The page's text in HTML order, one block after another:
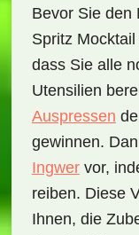
Bevor Sie den
Spritz Mocktail
dass Sie alle
Utensilien
Auspressen
gewinnen.
Ingwervor,
reiben. Diese
Ihnen, die